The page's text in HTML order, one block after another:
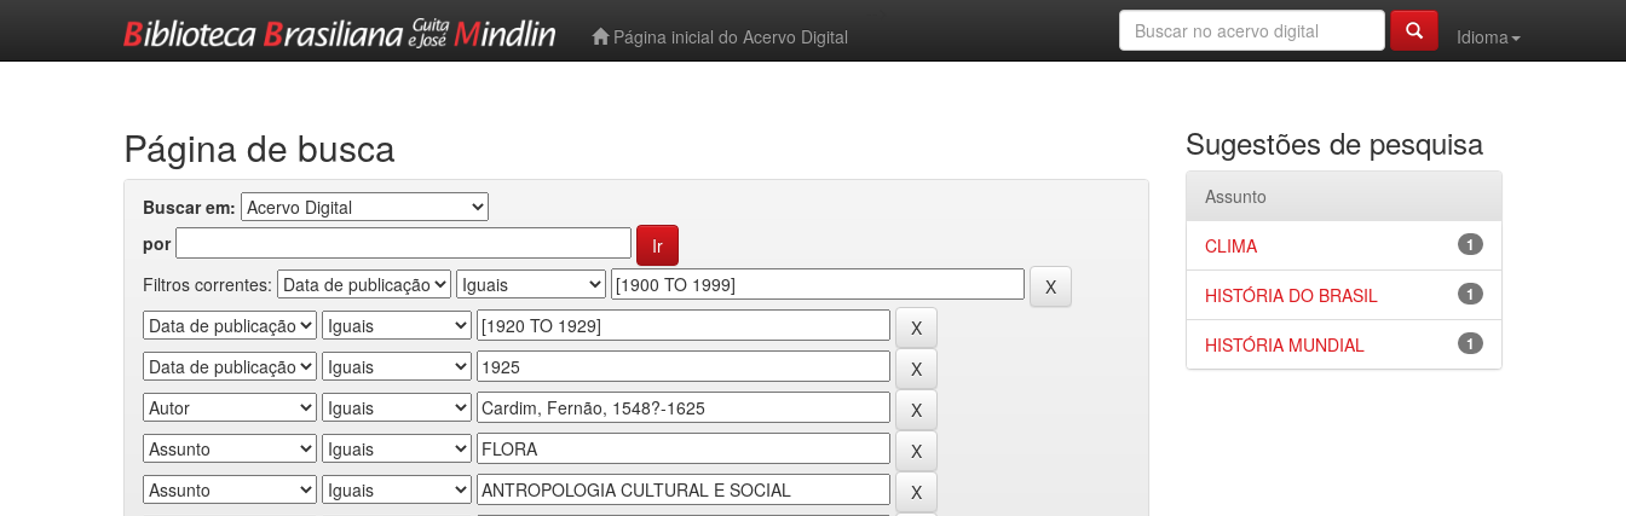
Página inicial do Acervo Digital
Idioma
Página de busca
Buscar em:
por
Filtros correntes:
Sugestões de pesquisa
Assunto
1
CLIMA
1
HISTÓRIA DO BRASIL
1
HISTÓRIA MUNDIAL